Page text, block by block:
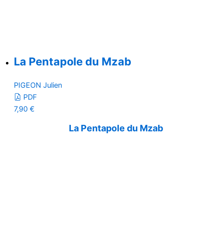
La Pentapole du Mzab
PIGEON Julien
PDF
7,90 €
La Pentapole du Mzab